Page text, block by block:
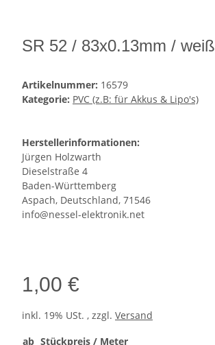
SR 52 / 83x0.13mm / weiß
Artikelnummer: 16579
Kategorie: PVC (z.B: für Akkus & Lipo's)
Herstellerinformationen:
Jürgen Holzwarth
Dieselstraße 4
Baden-Württemberg
Aspach, Deutschland, 71546
info@nessel-elektronik.net
1,00 €
inkl. 19% USt. , zzgl. Versand
ab Stückpreis / Meter